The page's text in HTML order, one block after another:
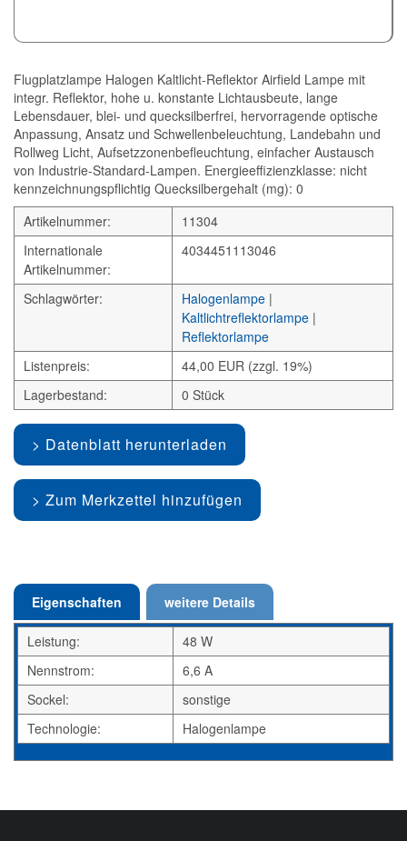
Flugplatzlampe Halogen Kaltlicht-Reflektor Airfield Lampe mit
integr. Reflektor, hohe u. konstante Lichtausbeute, lange
Lebensdauer, blei- und quecksilberfrei, hervorragende optische
Anpassung, Ansatz und Schwellenbeleuchtung, Landebahn und
Rollweg Licht, Aufsetzzonenbefleuchtung, einfacher Austausch
von Industrie-Standard-Lampen. Energieeffizienzklasse: nicht
kennzeichnungspflichtig Quecksilbergehalt (mg): 0
Artikelnummer:
11304
Internationale
Artikelnummer:
4034451113046
Schlagwörter: Halogenlampe |
Kaltlichtreflektorlampe |
Reflektorlampe
Listenpreis:
44,00 EUR (zzgl. 19%)
Lagerbestand:
0 Stück
Datenblatt herunterladen
Zum Merkzettel hinzufügen
Eigenschaften weitere Details
Leistung:
48 W
Nennstrom:
6,6 A
Sockel:
sonstige
Technologie:
Halogenlampe